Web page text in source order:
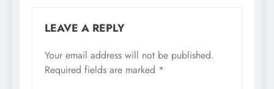
LEAVE A REPLY
Your email address will not be published.
Required fields are marked *